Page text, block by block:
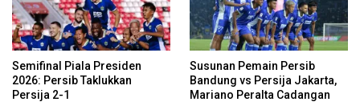
Semifinal Piala Presiden
2026: Persib Taklukkan
Persija 2-1
Susunan Pemain Persib
Bandung vs Persija Jakarta,
Mariano Peralta Cadangan